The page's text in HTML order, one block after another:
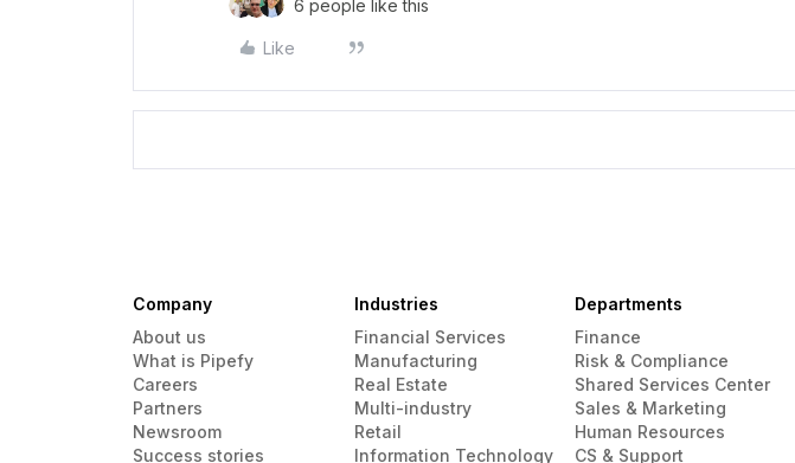
6 people like this
Like
Company
About us
What is Pipefy
Careers
Partners
Newsroom
Success stories
Industries
Financial Services
Manufacturing
Real Estate
Multi-industry
Retail
Information Technology
Departments
Finance
Risk & Compliance
Shared Services Center
Sales & Marketing
Human Resources
CS & Support